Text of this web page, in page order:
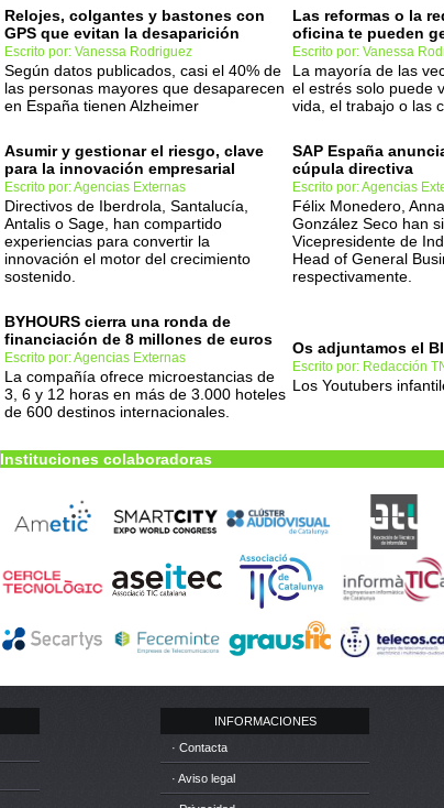
Relojes, colgantes y bastones con
GPS que evitan la desaparición
Escrito por: Vanessa Rodriguez
Según datos publicados, casi el 40% de
las personas mayores que desaparecen
en España tienen Alzheimer
Las reformas o la
oficina te pueden
Escrito por: Vanessa
La mayoría de las
el estrés solo puede
vida, el trabajo o las
Asumir y gestionar el riesgo, clave
para la innovación empresarial
Escrito por: Agencias Externas
Directivos de Iberdrola, Santalucía,
Antalis o Sage, han compartido
experiencias para convertir la
innovación el motor del crecimiento
sostenido.
SAP España
cúpula directiva
Escrito por: Agencias
Félix Monedero,
González Seco han
Vicepresidente de
Head of General
respectivamente.
BYHOURS cierra una ronda de
financiación de 8 millones de euros
Escrito por: Agencias Externas
La compañía ofrece microestancias de
3, 6 y 12 horas en más de 3.000 hoteles
de 600 destinos internacionales.
Os adjuntamos el
Escrito por: Redacción
Los Youtubers
Instituciones colaboradoras
INFORMACIONES
· Contacta
· Aviso legal